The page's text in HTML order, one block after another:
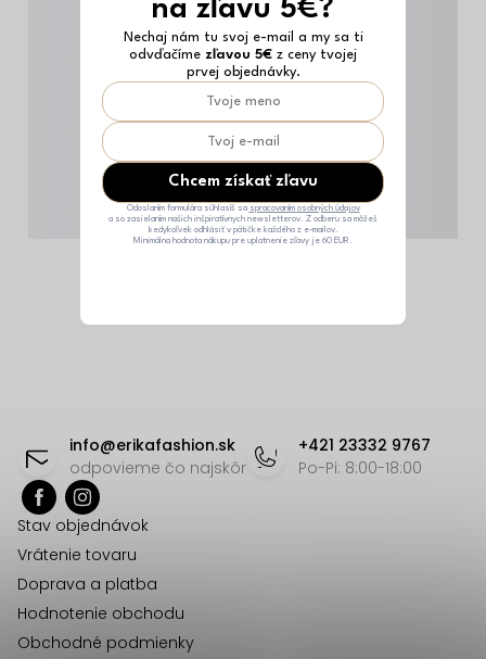
info@erikafashion.sk
odpovieme čo najskôr
+421 23332 9767
Po-Pi: 8:00-18:00
Stav objednávok
Vrátenie tovaru
Doprava a platba
Hodnotenie obchodu
Obchodné podmienky
na zľavu 5€?
Nechaj nám tu svoj e-mail a my sa ti
odvďačíme zľavou 5€ z ceny tvojej
prvej objednávky.
Chcem získať zľavu
Odoslaním formulára súhlasíš sa spracovaním osobných údajov
a so zasielaním našich inšpiratívnych newsletterov. Z odberu sa môžeš
kedykoľvek odhlásiť v pätičke každého z e-mailov.
Minimálna hodnota nákupu pre uplatnenie zľavy je 60 EUR.